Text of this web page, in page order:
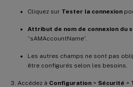
Cliquez sur Tester la connexion
Attribut de nom de connexion du
“sAMAccountName”.
Les autres champs ne sont pas
être configurés selon les besoins.
Accédez à Configuration > Sécurité >